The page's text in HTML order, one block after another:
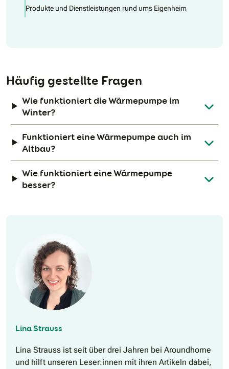
Produkte und Dienstleistungen rund ums Eigenheim
Häufig gestellte Fragen
Wie funktioniert die Wärmepumpe im
Winter?
Funktioniert eine Wärmepumpe auch im
Altbau?
Wie funktioniert eine Wärmepumpe
besser?
Lina Strauss
Lina Strauss ist seit über drei Jahren bei Aroundhome
und hilft unseren Leser:innen mit ihren Artikeln dabei,